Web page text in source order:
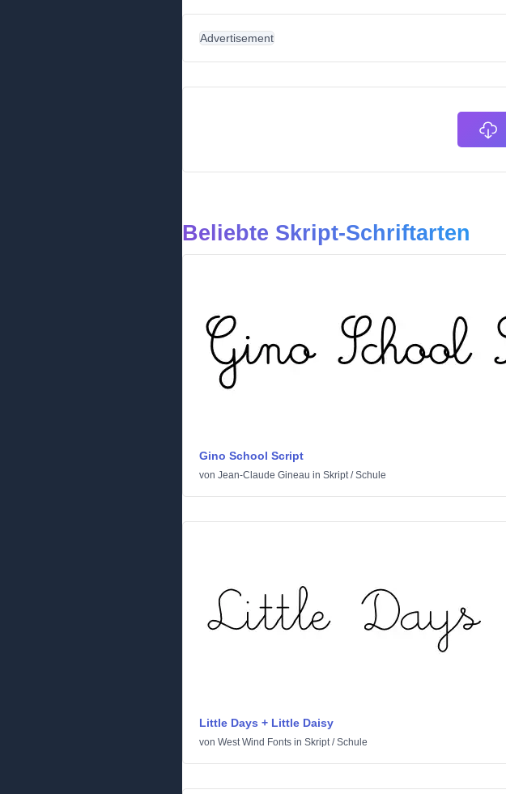
Advertisement
Beliebte Skript-Schriftarten
Gino School Script
von Jean-Claude Gineau in Skript/Schule
Little Days + Little Daisy
von West Wind Fonts in Skript/Schule